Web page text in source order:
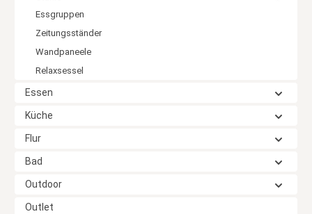
Essgruppen
Zeitungsständer
Wandpaneele
Relaxsessel
Essen
Küche
Flur
Bad
Outdoor
Outlet